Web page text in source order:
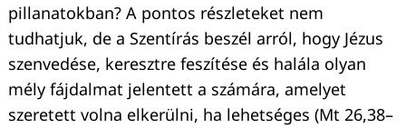
pillanatokban? A pontos részleteket nem
tudhatjuk, de a Szentírás beszél arról, hogy Jézus
szenvedése, keresztre feszítése és halála olyan
mély fájdalmat jelentett a számára, amelyet
szeretett volna elkerülni, ha lehetséges (Mt 26,38–
Keresés: